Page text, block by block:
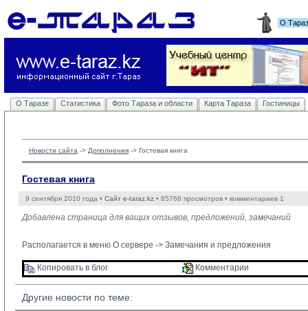
О
О Таразе Статистика Фото Тараза и области Карта Тараза Гостиницы
Новости сайта -> Дополнения -> Гостевая книга
Гостевая книга
9 сентября 2010 года • Сайт e-taraz.kz • 85768 просмотров • комментариев 1
Добавлена страница для ващих отзывов, предложений, замечаний
Располагается в меню О сервере -> Замечания и предложения
Копировать в блог Комментарии
Другие новости по теме: